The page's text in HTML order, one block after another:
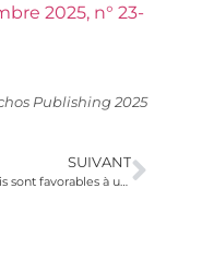
2025, n° 23-
Publishing 2025
SUIVANT
Les Français sont favorables à une baisse des droits de succession